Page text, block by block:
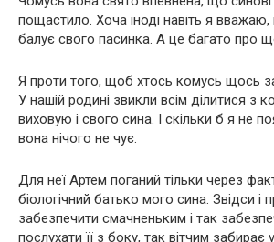
пощастило. Хоча іноді навіть я
балує свого пасинка. А це багато про
Я проти того, щоб хтось комусь щось
У нашій родині звикли всім ділитися з
виховую і свого сина. І скільки б я не
вона нічого не чує.
Для неї Артем поганий тільки через
біологічний батько мого сина. Звідси і
забезпечити смачненьким і так
послухати її з боку, так вітчим забирає